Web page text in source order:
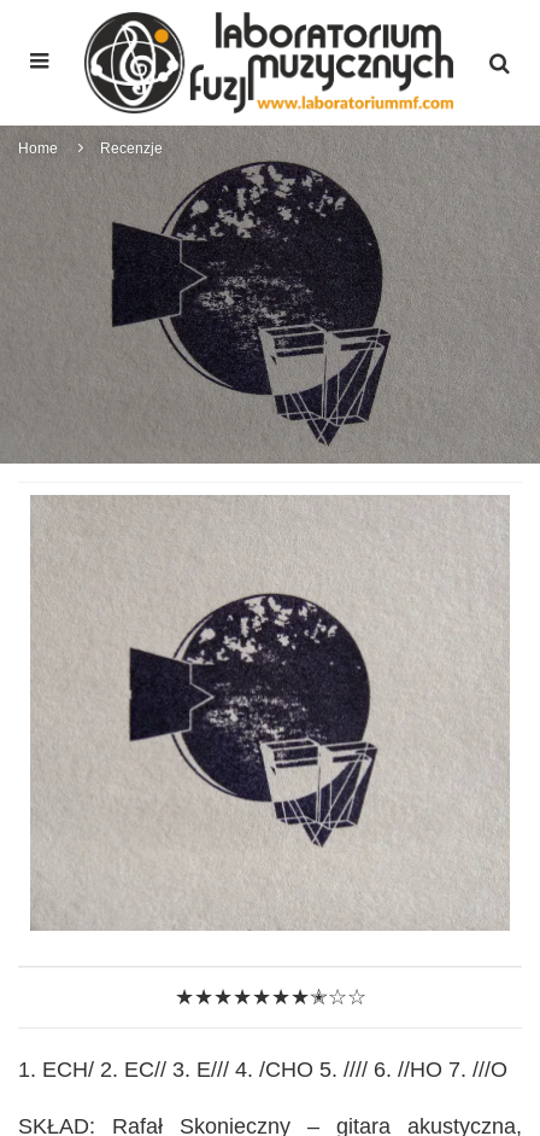
Home Recenzje
★★★★★★★✭☆☆
1. ECH/ 2. EC// 3. E/// 4. /CHO 5. //// 6. //HO 7. ///O
SKŁAD: Rafał Skonieczny – gitara akustyczna,